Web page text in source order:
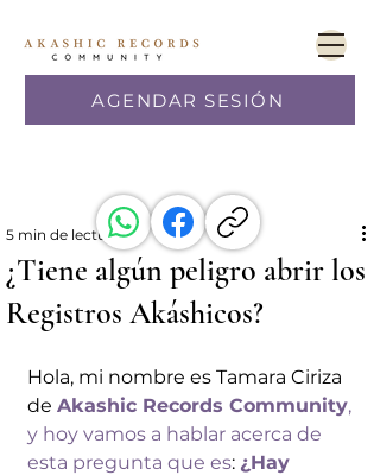
AGENDAR SESIÓN
¿Tiene algún peligro abrir los
Registros Akáshicos?
5 min de lectura
Hola, mi nombre es Tamara Ciriza
de Akashic Records Community,
y hoy vamos a hablar acerca de
esta pregunta que es: ¿Hay